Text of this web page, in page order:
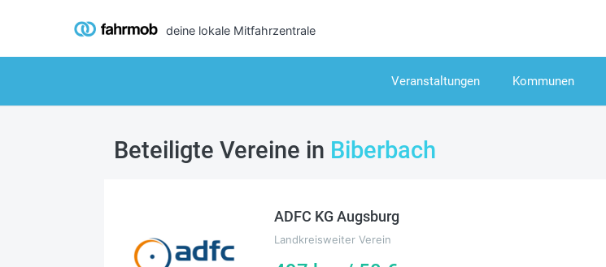
deine lokale Mitfahrzentrale
Kommunen
Veranstaltungen
Beteiligte Vereine in Biberbach
ADFC KG Augsburg
Landkreisweiter Verein